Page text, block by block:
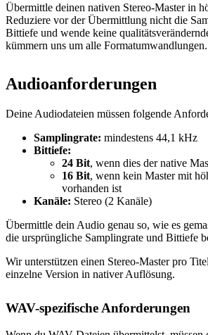
Übermittle deinen nativen Stereo-Master in
Reduziere vor der Übermittlung nicht die
Bittiefe und wende keine
kümmern uns um alle Formatumwandlungen.
Audioanforderungen
Deine Audiodateien müssen folgende
Samplingrate: mindestens 44,1 kHz
Bittiefe:
24 Bit, wenn dies der native
16 Bit, wenn kein Master mit
vorhanden ist
Kanäle: Stereo (2 Kanäle)
Übermittle dein Audio genau so, wie es
die ursprüngliche Samplingrate und Bittiefe
Wir unterstützen einen Stereo-Master pro
einzelne Version in nativer Auflösung.
WAV-spezifische Anforderungen